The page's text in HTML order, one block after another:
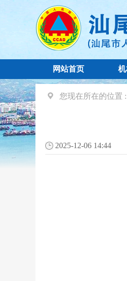
网站首页
您现在所在的位置 :
2025-12-06 14:44